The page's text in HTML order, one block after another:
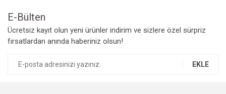
E-Bülten
Ücretsiz kayıt olun yeni ürünler indirim ve sizlere özel sürpriz
fırsatlardan anında haberiniz olsun!
EKLE